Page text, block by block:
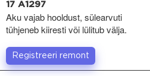
17 A1297
Aku vajab hooldust, sülearvuti
tühjeneb kiiresti või lülitub välja.
Registreeri remont